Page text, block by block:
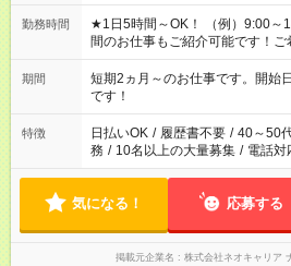
勤務時間
★1日5時間～OK！ （例）9:00～
間のお仕事もご紹介可能です！ご
週最低15時間以上の勤務が必要
期間
短期2ヵ月～のお仕事です。開
です！
特徴 日払いOK / 履歴書不要 / 40～50
務 / 10名以上の大量募集 / 電話対
気になる！ 応募する
掲載元企業名 株式会社ネオキャリア